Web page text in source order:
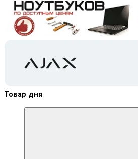
Товар дня